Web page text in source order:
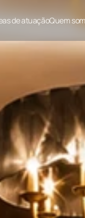
de atuaçãoQuem